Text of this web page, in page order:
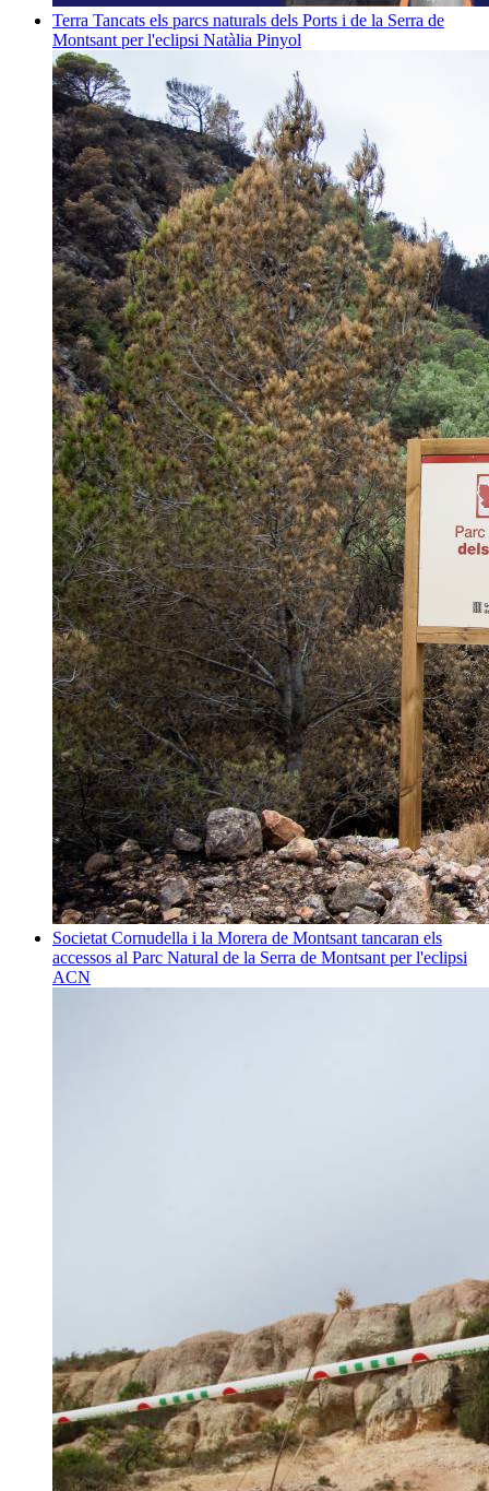
Terra Tancats els parcs naturals dels Ports i de la Serra de
Montsant per l'eclipsi Natàlia Pinyol
Societat Cornudella i la Morera de Montsant tancaran els
accessos al Parc Natural de la Serra de Montsant per l'eclipsi
ACN